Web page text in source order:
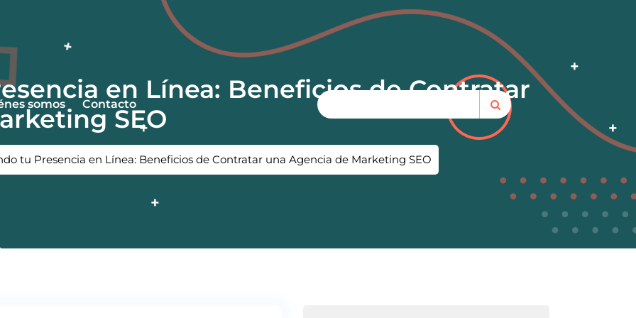
somos Contactoen Línea: Beneficios de Contratar
SEO
tu Presencia en Línea: Beneficios de Contratar una Agencia de Marketing SEO